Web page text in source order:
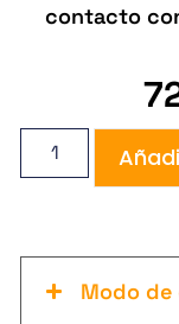
contacto
Modo de